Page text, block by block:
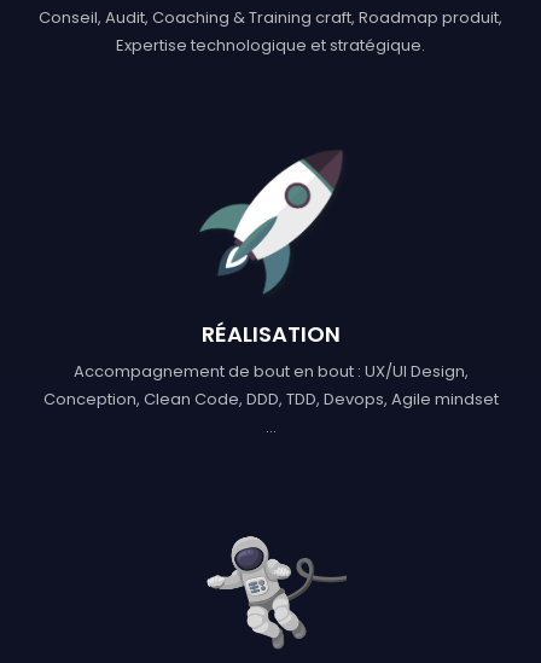
Conseil, Audit, Coaching & Training craft, Roadmap produit,
Expertise technologique et stratégique.
RÉALISATION
Accompagnement de bout en bout : UX/UI Design,
Conception, Clean Code, DDD, TDD, Devops, Agile mindset
...